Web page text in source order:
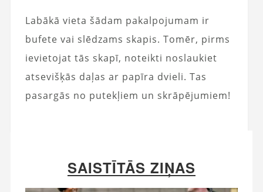
Labākā vieta šādam pakalpojumam ir
bufete vai slēdzams skapis. Tomēr, pirms
ievietojat tās skapī, noteikti noslaukiet
atsevišķās daļas ar papīra dvieli. Tas
pasargās no putekļiem un skrāpējumiem!
SAISTĪTĀS ZIŅAS